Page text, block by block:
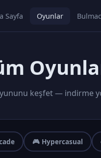
Sayfa Oyunlar
keşfet — indirme
🎮 Hypercasual